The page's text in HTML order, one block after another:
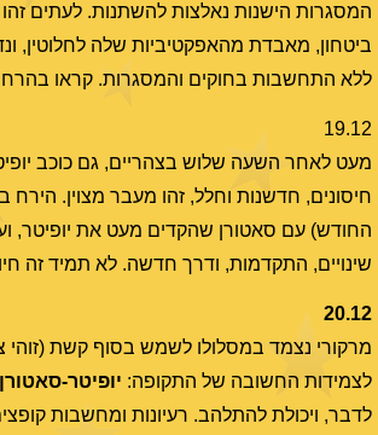
המסגרות הישנות נאלצות להשתנות. לעתים
ביטחון, מאבדת מהאפקטיביות שלה לחלוטין,
ללא התחשבות בחוקים והמסגרות. קראו בהרחבה בתאריך ה-
19.12
מעט לאחר השעה שלוש בצהריים, גם כוכב
חיסונים, חדשנות וחלל, זהו מעבר מצוין.
שינויים, התקדמות, ודרך חדשה. לא תמיד זה
20.12
מרקורי נצמד במסלולו לשמש בסוף קשת (זוהי
לצמידות החשובה של התקופה: יופיטר-סאטורן
לדבר, ויכולת להתלהב. רעיונות ומחשבות